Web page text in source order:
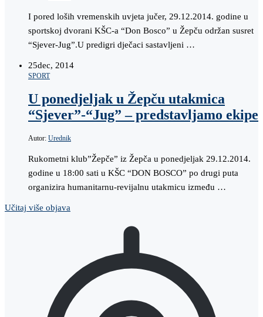
I pored loših vremenskih uvjeta jučer, 29.12.2014. godine u
sportskoj dvorani KŠC-a “Don Bosco” u Žepču održan susret
“Sjever-Jug”.U predigri dječaci sastavljeni …
25dec, 2014
SPORT
U ponedjeljak u Žepču utakmica
“Sjever”-“Jug” – predstavljamo ekipe
Autor: Urednik
Rukometni klub”Žepče” iz Žepča u ponedjeljak 29.12.2014.
godine u 18:00 sati u KŠC “DON BOSCO” po drugi puta
organizira humanitarnu-revijalnu utakmicu između …
Učitaj više objava